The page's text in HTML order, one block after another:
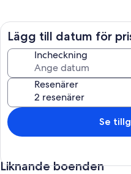
Lägg till datum för
Incheckning
Resenärer
Se
Liknande boenden